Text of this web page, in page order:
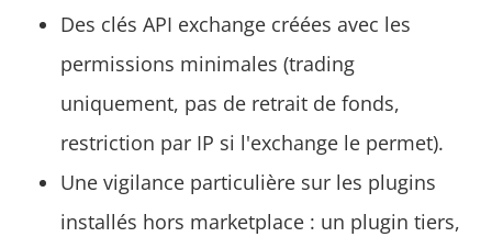
Des clés API exchange créées avec les
permissions minimales (trading
uniquement, pas de retrait de fonds,
restriction par IP si l'exchange le permet).
Une vigilance particulière sur les plugins
installés hors marketplace : un plugin tiers,